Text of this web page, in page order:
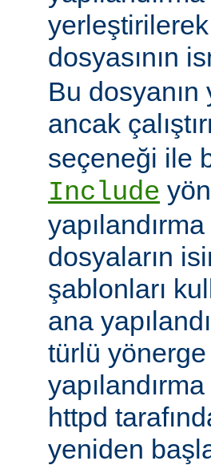
yerleştirilerek
dosyasının
Bu dosyanın
ancak
seçeneği ile
Include
dosyaların
şablonları
ana
türlü
httpd
yeniden